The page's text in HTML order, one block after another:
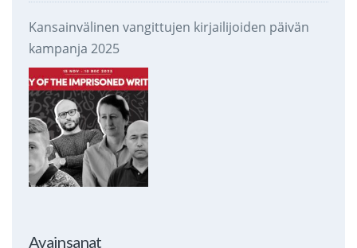
Kansainvälinen vangittujen kirjailijoiden päivän
kampanja 2025
Avainsanat